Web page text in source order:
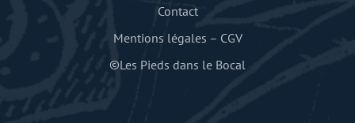
Contact
Mentions légales – CGV
©Les Pieds dans le Bocal